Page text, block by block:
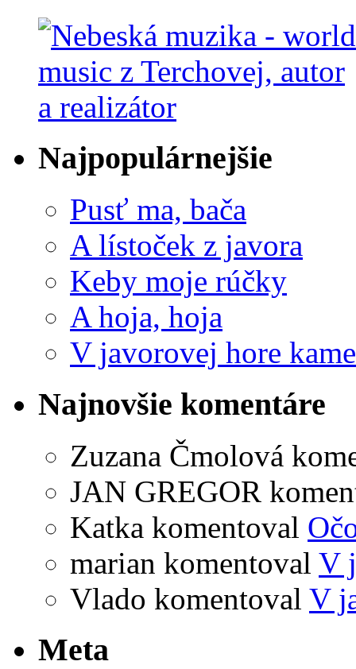
Najpopulárnejšie
Pusť ma, bača
A lístoček z javora
Keby moje rúčky
A hoja, hoja
V javorovej hore
Najnovšie komentáre
Zuzana Čmolová
JAN GREGOR
Katka komentoval
marian komentoval V
Vlado komentoval V
Meta